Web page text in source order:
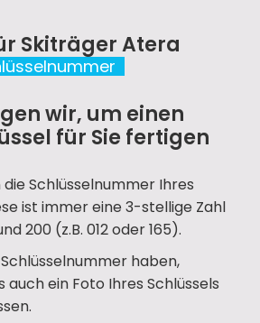
Skiträger Atera
wir, um einen
für Sie fertigen
Schlüsselnummer Ihres
ist immer eine 3-stellige Zahl
200 (z.B. 012 oder 165).
Schlüsselnummer haben,
auch ein Foto Ihres Schlüssels